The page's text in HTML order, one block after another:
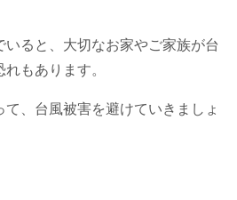
ると、大切なお家やご家族が台
もあります。
、台風被害を避けていきましょ